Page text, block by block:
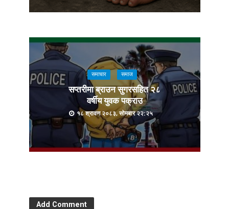
समाचार समाज
सप्तरीमा ब्राउन सुगरसहित २८
वर्षीय युवक पक्राउ
१८ श्रावण २०८३, सोमबार २२:२५
Add Comment